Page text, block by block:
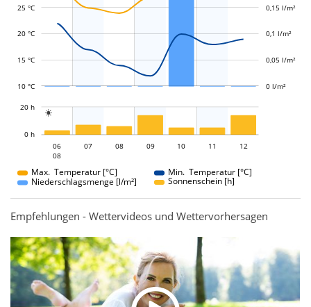
10 °C
15 °C
20 °C
25 °C
0 l/m²
0,05 l/m²
0,1 l/m²
0,15 l/m²

0 h
20 h
06
06
08
07 08 09 10 11 12
Max. Temperatur [°C]
Min. Temperatur [°C]
Niederschlagsmenge [l/m²]
Sonnenschein [h]
Empfehlungen - Wettervideos und Wettervorhersagen